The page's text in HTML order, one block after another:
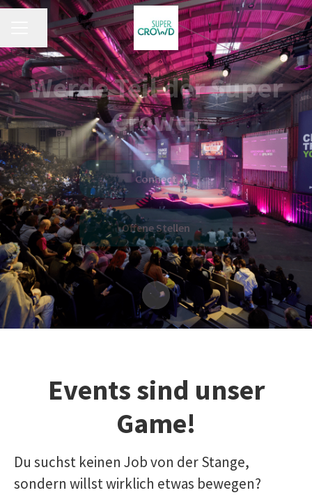
KARRIEREMENÜ
Seite teilen
Werde Teil der Super
Crowd!
Connect
Offene Stellen
Zum Inhalt scrollen
Events sind unser
Game!
Du suchst keinen Job von der Stange,
sondern willst wirklich etwas bewegen?